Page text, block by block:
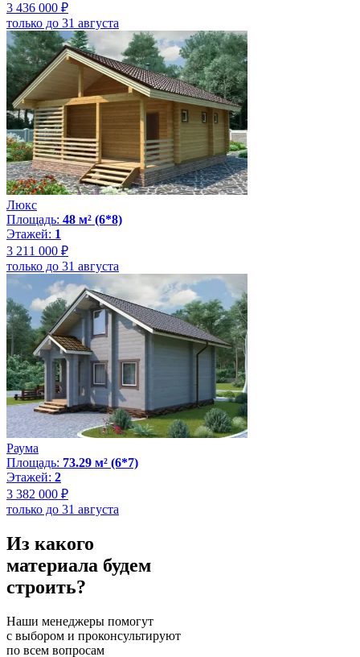
3 436 000 ₽
только до 31 августа
Люкс
Площадь: 48 м² (6*8)
Этажей: 1
3 211 000 ₽
только до 31 августа
Раума
Площадь: 73.29 м² (6*7)
Этажей: 2
3 382 000 ₽
только до 31 августа
Из какого
материала будем
строить?
Наши менеджеры помогут
с выбором и проконсультируют
по всем вопросам